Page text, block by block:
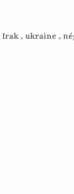
Irak , ukraine ,